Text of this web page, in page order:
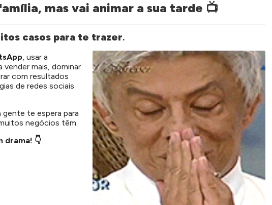
mas vai animar a sua tarde 📺
casos para te trazer.
, usar a
vender mais, dominar
com resultados
de redes sociais
gente te espera para
negócios têm.
drama! 👇